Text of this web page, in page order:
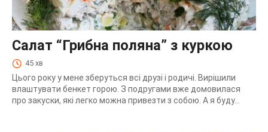
Салат “Грибна поляна” з куркою
45 хв
Цього року у мене зберуться всі друзі і родичі. Вирішили
влаштувати бенкет горою. З подругами вже домовилася
про закуски, які легко можна привезти з собою. А я буду...